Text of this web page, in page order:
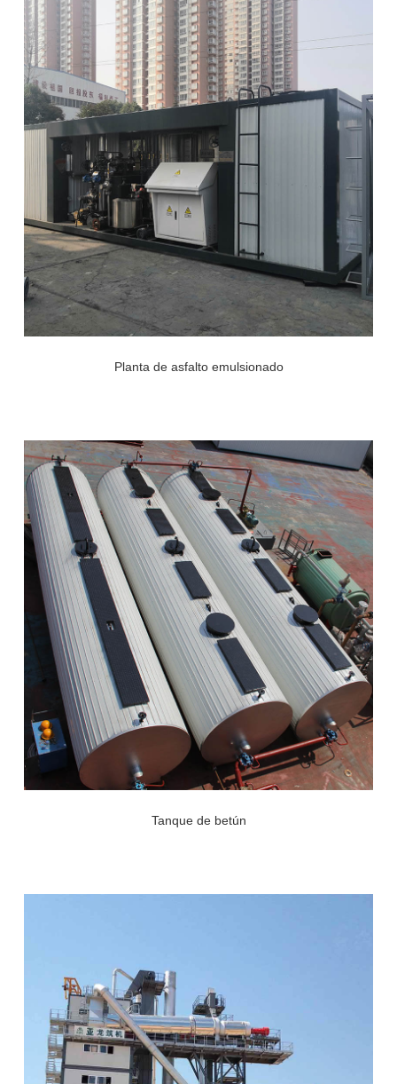
Planta de asfalto emulsionado
Tanque de betún